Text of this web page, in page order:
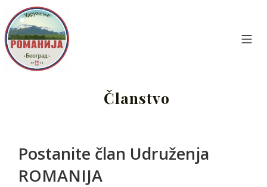
content
Članstvo
Postanite član Udruženja
ROMANIJA